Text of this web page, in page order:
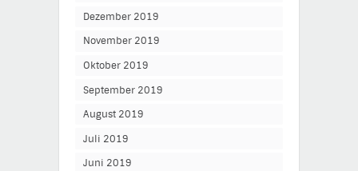
Dezember 2019
November 2019
Oktober 2019
September 2019
August 2019
Juli 2019
Juni 2019